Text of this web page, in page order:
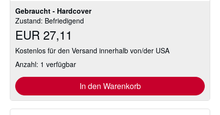
Gebraucht - Hardcover
Zustand: Befriedigend
EUR 27,11
Kostenlos für den Versand innerhalb von/der USA
Anzahl: 1 verfügbar
In den Warenkorb